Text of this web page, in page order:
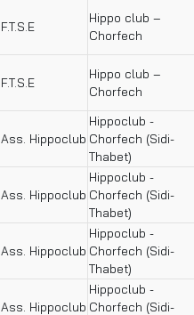
F.T.S.E
Hippo club –
Chorfech
F.T.S.E
Hippo club –
Chorfech
Ass. Hippoclub
Hippoclub -
Chorfech (Sidi-
Thabet)
Ass. Hippoclub
Hippoclub -
Chorfech (Sidi-
Thabet)
Ass. Hippoclub
Hippoclub -
Chorfech (Sidi-
Thabet)
Ass. Hippoclub
Hippoclub -
Chorfech (Sidi-